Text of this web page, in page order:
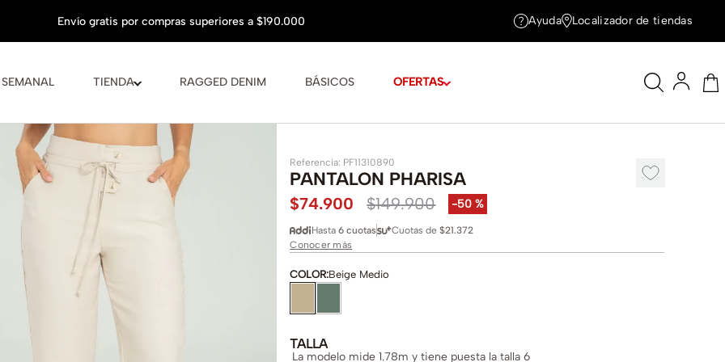
TIENDA RAGGED DENIM BÁSICOS OFERTAS
Ayuda Localizador de tiendas
Referencia: PF11310890
PANTALON PHARISA
$74.900 $149.900 -50 %
Hasta6 cuotas Cuotas de$21.372
Conocer más
COLOR:Beige Medio
TALLA
La modelo mide 1.78m y tiene puesta la talla 6